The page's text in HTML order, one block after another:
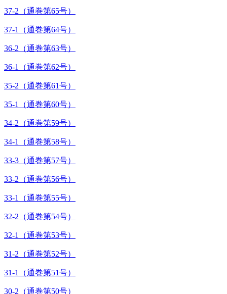
37-2（通巻第65号）
37-1（通巻第64号）
36-2（通巻第63号）
36-1（通巻第62号）
35-2（通巻第61号）
35-1（通巻第60号）
34-2（通巻第59号）
34-1（通巻第58号）
33-3（通巻第57号）
33-2（通巻第56号）
33-1（通巻第55号）
32-2（通巻第54号）
32-1（通巻第53号）
31-2（通巻第52号）
31-1（通巻第51号）
30-2（通巻第50号）